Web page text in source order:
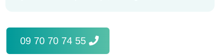
09 70 70 74 55